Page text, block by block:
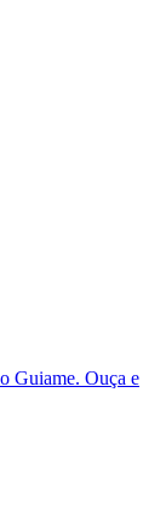
Guiame. Ouça e